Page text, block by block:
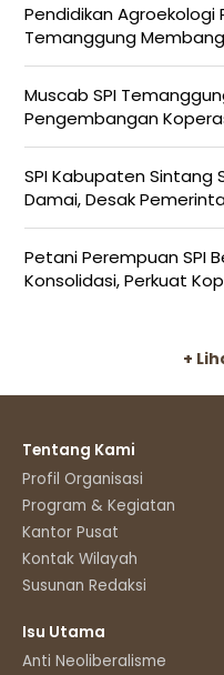
Pendidikan Agroekologi
Temanggung
Muscab SPI
Pengembangan
SPI Kabupaten Sintang
Damai, Desak
Petani Perempuan SPI
Konsolidasi, Perkuat
+
Tentang Kami
Profil Organisasi
Program & Kegiatan
Kantor Pusat
Kontak Wilayah
Susunan Redaksi
Isu Utama
Anti Neoliberalisme